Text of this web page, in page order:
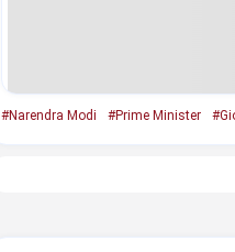
#Narendra Modi #Prime Minister